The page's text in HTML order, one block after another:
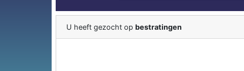
U heeft gezocht op bestratingen